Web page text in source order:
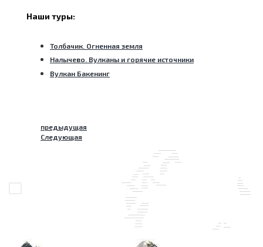
Наши туры:
Толбачик. Огненная земля
Налычево. Вулканы и горячие источники
Вулкан Бакенинг
предыдущая
Следующая